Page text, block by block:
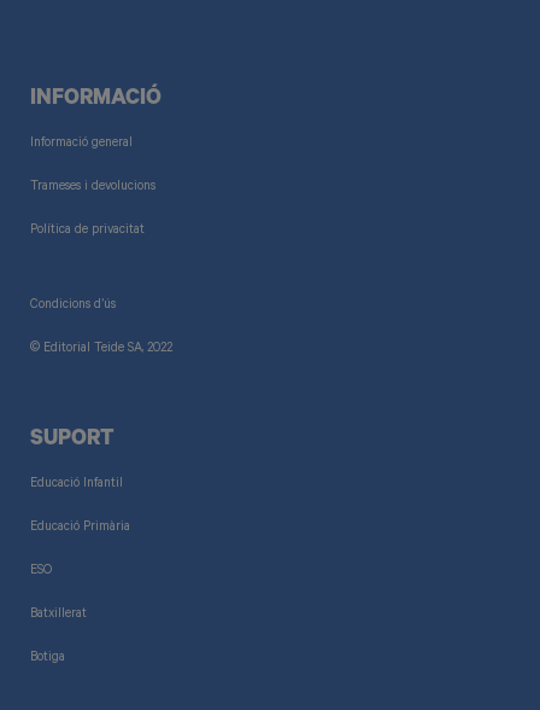
INFORMACIÓ
Informació general
Trameses i devolucions
Política de privacitat
Condicions d’ús
© Editorial Teide SA, 2022
SUPORT
Educació Infantil
Educació Primària
ESO
Batxillerat
Botiga